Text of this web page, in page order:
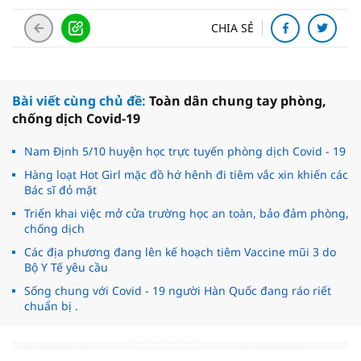
CHIA SẺ
Bài viết cùng chủ đề: Toàn dân chung tay phòng,
chống dịch Covid-19
Nam Định 5/10 huyện học trực tuyến phòng dịch Covid - 19
Hàng loạt Hot Girl mặc đồ hớ hênh đi tiêm vắc xin khiến các
Bác sĩ đỏ mặt
Triển khai việc mở cửa trường học an toàn, bảo đảm phòng,
chống dịch
Các địa phương đang lên kế hoạch tiêm Vaccine mũi 3 do
Bộ Y Tế yêu cầu
Sống chung với Covid - 19 người Hàn Quốc đang ráo riết
chuẩn bị .